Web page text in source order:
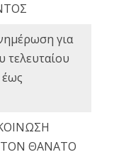
για
τελευταίου
ΤΟΝ ΘΑΝΑΤΟ